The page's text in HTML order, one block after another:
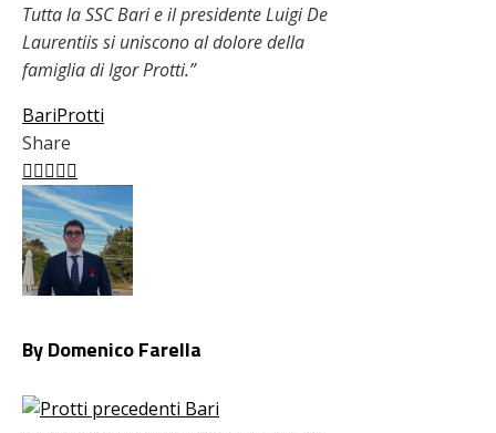
Tutta la SSC Bari e il presidente Luigi De
Laurentiis si uniscono al dolore della
famiglia di Igor Protti.”
BariProtti
Share
Facebook
Twitter
LinkedIn
Pinterest
Stumbleupon
By Domenico Farella